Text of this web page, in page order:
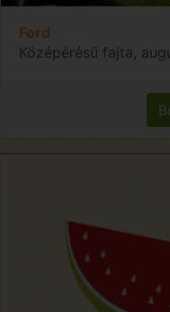
Ford
Középérésű fajta,